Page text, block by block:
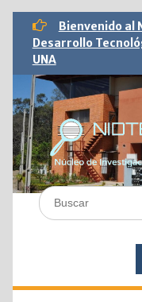
Saltar
contenido
Bienvenido al
Desarrollo
UNA
Buscar: